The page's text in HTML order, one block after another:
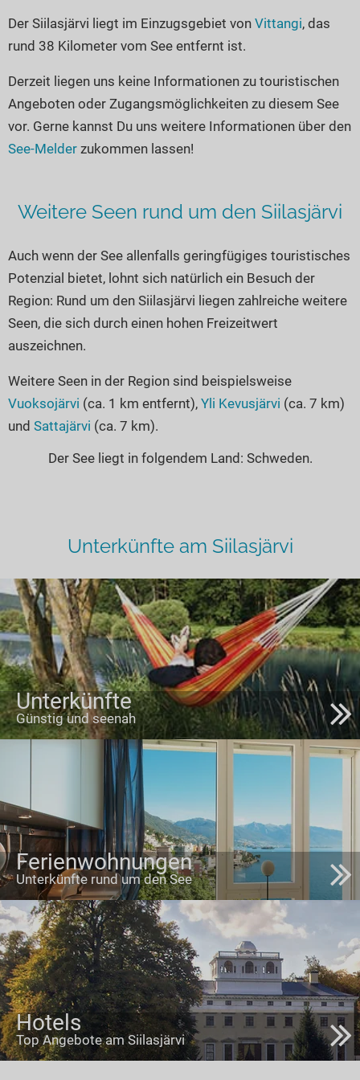
Österreich
Frankreich
Niederlande
Schweden
alle Länder…
Der Siilasjärvi liegt im Einzugsgebiet von Vittangi, das
rund 38 Kilometer vom See entfernt ist.
Derzeit liegen uns keine Informationen zu touristischen
Angeboten oder Zugangsmöglichkeiten zu diesem See
vor. Gerne kannst Du uns weitere Informationen über den
See-Melder zukommen lassen!
Weitere Seen rund um den Siilasjärvi
Auch wenn der See allenfalls geringfügiges touristisches
Potenzial bietet, lohnt sich natürlich ein Besuch der
Region: Rund um den Siilasjärvi liegen zahlreiche weitere
Seen, die sich durch einen hohen Freizeitwert
auszeichnen.
Weitere Seen in der Region sind beispielsweise
Vuoksojärvi (ca. 1 km entfernt), Yli Kevusjärvi (ca. 7 km)
und Sattajärvi (ca. 7 km).
Der See liegt in folgendem Land: Schweden.
Unterkünfte am Siilasjärvi
Unterkünfte
Günstig und seenah
Ferienwohnungen
Unterkünfte rund um den See
Hotels
Top Angebote am Siilasjärvi